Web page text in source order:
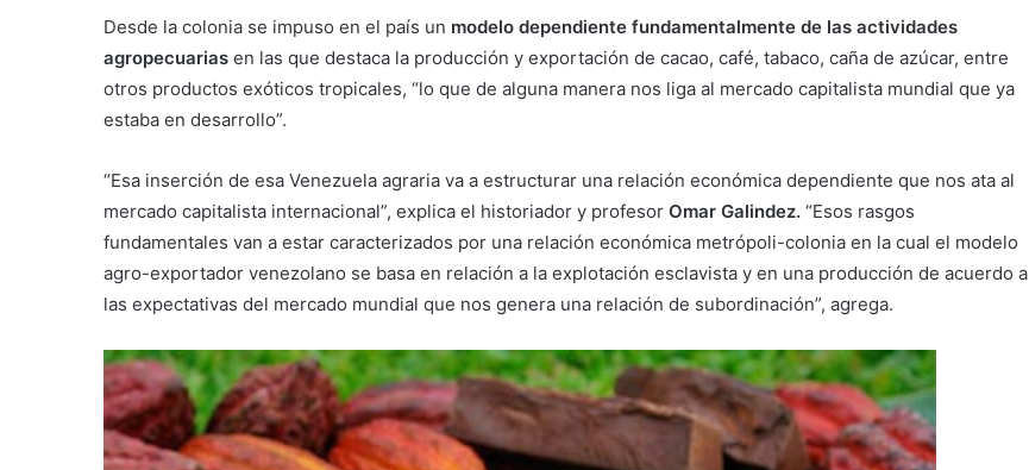
Desde la colonia se impuso en el país un modelo dependiente fundamentalmente de las actividades
agropecuarias en las que destaca la producción y exportación de cacao, café, tabaco, caña de azúcar, entre
otros productos exóticos tropicales, “lo que de alguna manera nos liga al mercado capitalista mundial que ya
estaba en desarrollo”.
“Esa inserción de esa Venezuela agraria va a estructurar una relación económica dependiente que nos ata al
mercado capitalista internacional”, explica el historiador y profesor Omar Galindez. “Esos rasgos
fundamentales van a estar caracterizados por una relación económica metrópoli-colonia en la cual el modelo
agro-exportador venezolano se basa en relación a la explotación esclavista y en una producción de acuerdo a
las expectativas del mercado mundial que nos genera una relación de subordinación”, agrega.